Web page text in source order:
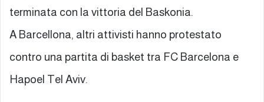
terminata con la vittoria del Baskonia.
A Barcellona, altri attivisti hanno protestato
contro una partita di basket tra FC Barcelona e
Hapoel Tel Aviv.